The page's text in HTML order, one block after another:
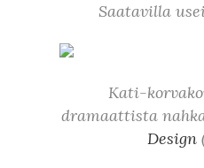
Saatavilla
Kati-
dramaattista
Design